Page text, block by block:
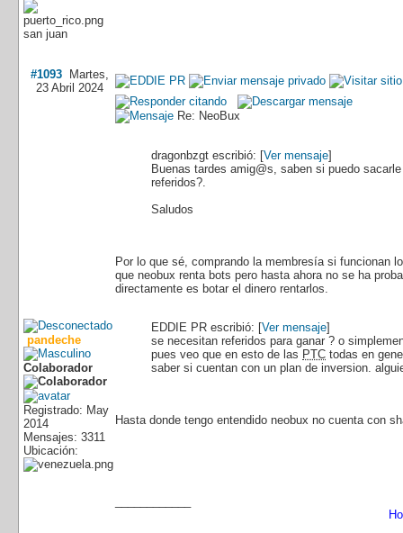
san juan
#1093Martes,
23 Abril 2024
pandeche
Colaborador
Registrado: May
2014
Mensajes: 3311
Ubicación:
Re: NeoBux
dragonbzgt escribió: [Ver mensaje]
Buenas tardes amig@s, saben si puedo
referidos?.
Saludos
Por lo que sé, comprando la membresía si funcionan
que neobux renta bots pero hasta ahora no se ha
directamente es botar el dinero rentarlos.
EDDIE PR escribió: [Ver mensaje]
se necesitan referidos para ganar ? o
pues veo que en esto de las PTC todas en
saber si cuentan con un plan de inversion.
Hasta donde tengo entendido neobux no cuenta con